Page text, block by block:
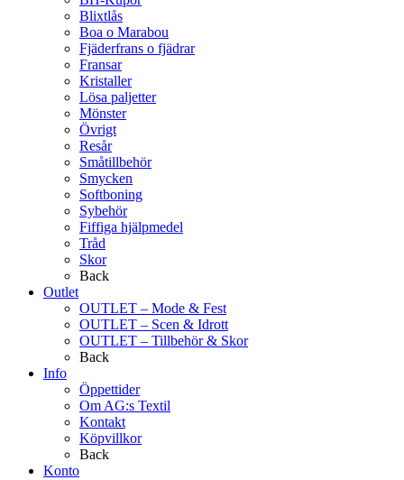
Blixtlås
Boa o Marabou
Fjäderfrans o fjädrar
Fransar
Kristaller
Lösa paljetter
Mönster
Övrigt
Resår
Småtillbehör
Smycken
Softboning
Sybehör
Fiffiga hjälpmedel
Tråd
Skor
Back
Outlet
OUTLET – Mode & Fest
OUTLET – Scen & Idrott
OUTLET – Tillbehör & Skor
Back
Info
Öppettider
Om AG:s Textil
Kontakt
Köpvillkor
Back
Konto